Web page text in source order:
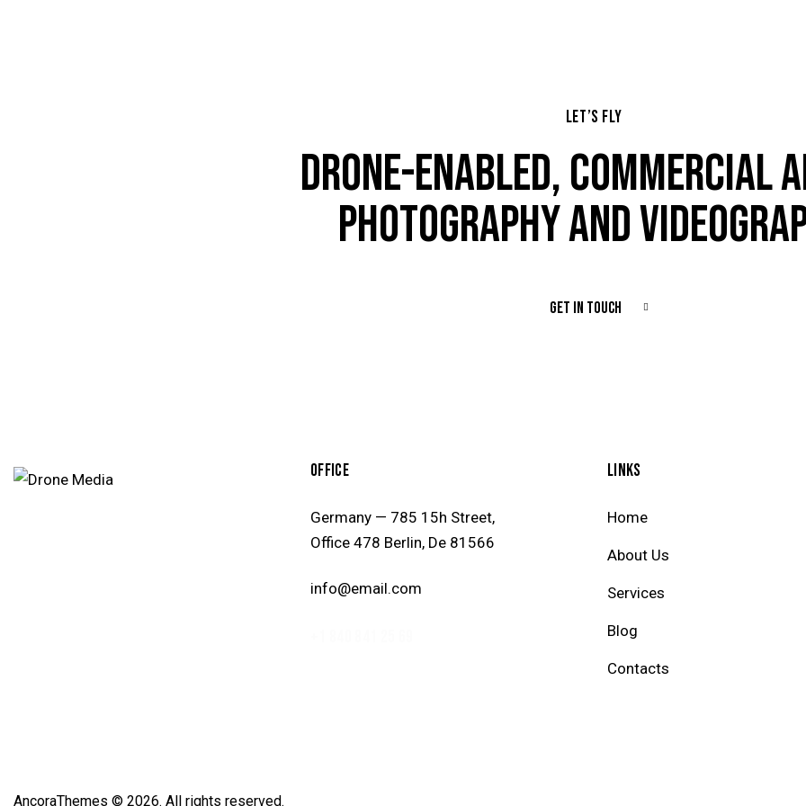
LET’S FLY
DRONE-ENABLED, COMMERCIAL
PHOTOGRAPHY AND
GET IN TOUCH
OFFICE
Germany — 785 15h Street,
Office 478 Berlin, De 81566
info@email.com
LINKS
Home
About Us
Services
Blog
Contacts
AncoraThemes © 2026. All rights reserved.